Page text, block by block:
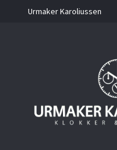
Urmaker Karoliussen